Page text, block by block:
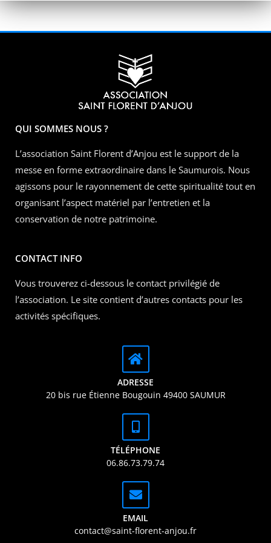
QUI SOMMES NOUS ?
L’association Saint Florent d’Anjou est le support de la
messe en forme extraordinaire dans le Saumurois. Nous
agissons pour le rayonnement de cette spiritualité tout en
organisant l’aspect matériel par l’entretien et la
conservation de notre patrimoine.
CONTACT INFO
Vous trouverez ci-dessous le contact privilégié de
l’association. Le site contient d’autres contacts pour les
activités spécifiques.
ADRESSE
20 bis rue Étienne Bougouin 49400 SAUMUR
TÉLÉPHONE
06.86.73.79.74
EMAIL
contact@saint-florent-anjou.fr